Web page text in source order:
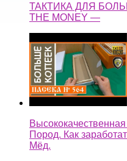
ТАКТИКА ДЛЯ
THE MONEY —
Пород. Как
Мёд.